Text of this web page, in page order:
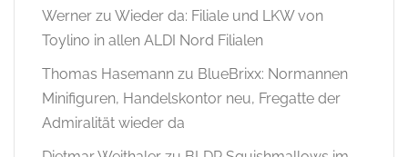
Werner zu Wieder da: Filiale und LKW von
Toylino in allen ALDI Nord Filialen
Thomas Hasemann zu BlueBrixx: Normannen
Minifiguren, Handelskontor neu, Fregatte der
Admiralität wieder da